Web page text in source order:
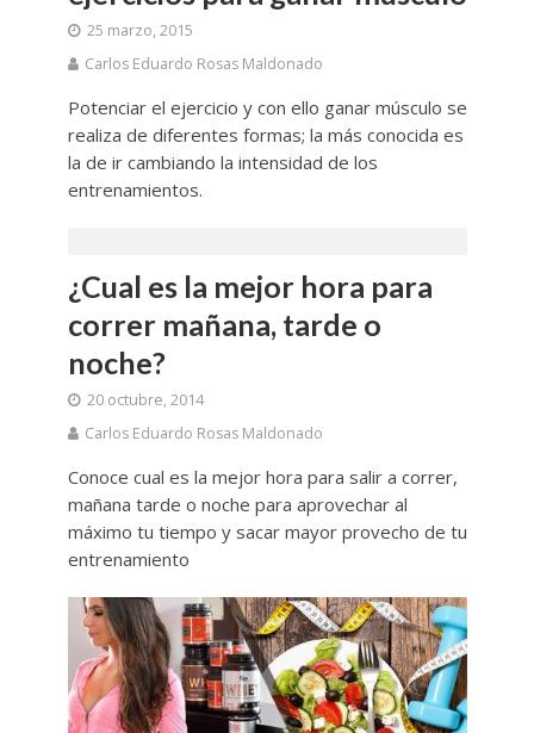
25 marzo, 2015
Carlos Eduardo Rosas Maldonado
Potenciar el ejercicio y con ello ganar músculo se
realiza de diferentes formas; la más conocida es
la de ir cambiando la intensidad de los
entrenamientos.
¿Cual es la mejor hora para
correr mañana, tarde o
noche?
20 octubre, 2014
Carlos Eduardo Rosas Maldonado
Conoce cual es la mejor hora para salir a correr,
mañana tarde o noche para aprovechar al
máximo tu tiempo y sacar mayor provecho de tu
entrenamiento